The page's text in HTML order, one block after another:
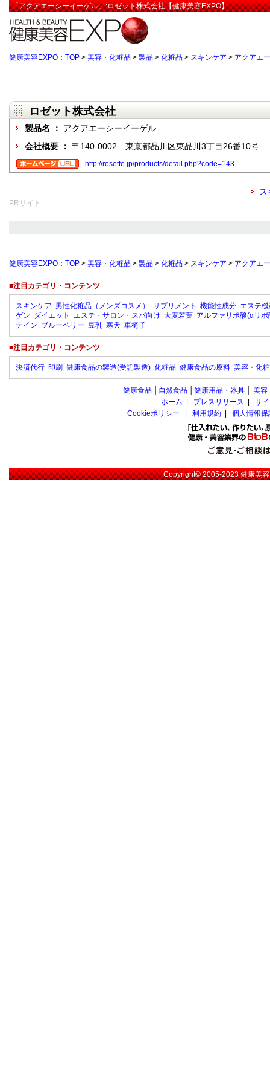
「アクアエーシーイーゲル」:ロゼット株式会社【健康美容EXPO】
健康美容EXPO：TOP > 美容・化粧品 > 製品 > 化粧品 > スキンケア > アクアエ
ロゼット株式会社
製品名 ： アクアエーシーイーゲル
会社概要 ： 〒140-0002 東京都品川区東品川3丁目26番10号
http://rosette.jp/products/detail.php?code=143
PRサイト
健康美容EXPO：TOP > 美容・化粧品 > 製品 > 化粧品 > スキンケア > アクアエ
■注目カテゴリ・コンテンツ
スキンケア 男性化粧品（メンズコスメ） サプリメント 機能性成分 エステ
ゲン ダイエット エステ・サロン・スパ向け 大麦若葉 アルファリポ酸(αリポ
テイン ブルーベリー 豆乳 寒天 車椅子
■注目カテゴリ・コンテンツ
決済代行 印刷 健康食品の製造(受託製造) 化粧品 健康食品の原料 美容・化
健康食品 自然食品 健康用品・器具 美容
ホーム
プレスリリース
サ
Cookieポリシー
利用規約 個人情報
Copyright© 2005-2023健康美